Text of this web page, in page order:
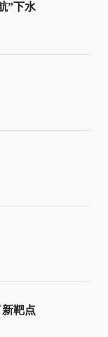
”下水
靶点